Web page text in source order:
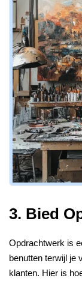
3. Bied
Opdrachtwerk is
benutten terwijl je
klanten. Hier is